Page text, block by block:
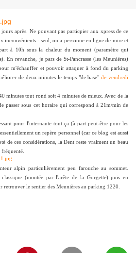
après. Ne pouvant pas particpier aux xpress de ce
inconvénients : seul, on a personne en ligne de mire et
à 10h sous la chaleur du moment (paramètre qui
En revanche, je pars de St-Pancrasse (les Meunières)
m'échauffer et pouvoir attaquer à fond du parking
de deux minutes le temps "de base"de vendredi
minutes tout rond soit 4 minutes de mieux. Avec de la
passer sous cet horaire qui correspond à 21m/min de
pour l'internaute tout ça (à part peut-être pour les
un repère personnel (car ce blog est aussi
de ces considérations, la Dent reste vraiment un beau
alpin particulièrement peu farouche au sommet.
(montée par l'arête de la Gorgette) puis en
retrouver le sentier des Meunières au parking 1220.